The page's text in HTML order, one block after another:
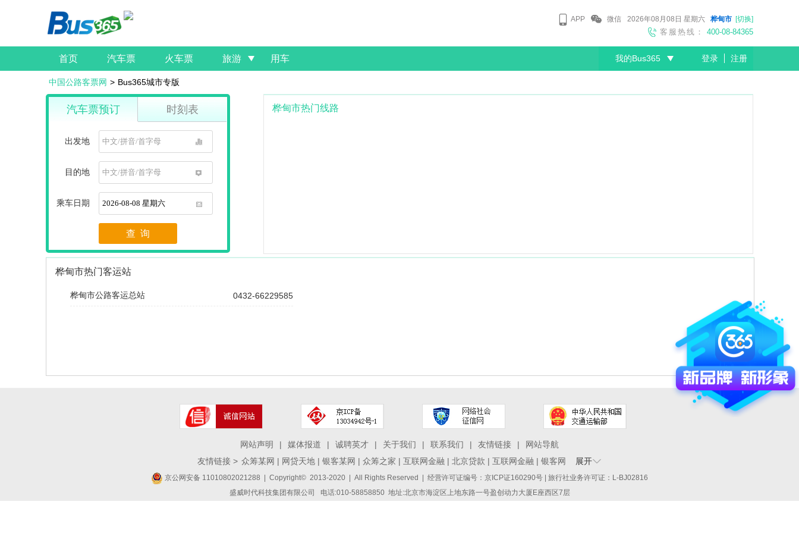
APP 微信 2026年08月08日 星期六 桦甸市 [切换]
客服热线： 400-08-84365
首页 汽车票 火车票 旅游 用车 我的Bus365 登录 注册
中国公路客票网 > Bus365城市专版
汽车票预订 时刻表
出发地
目的地
1
乘车日期
1
查 询
桦甸市热门线路
桦甸市热门客运站
桦甸市公路客运总站 0432-66229585
网站声明 | 媒体报道 | 诚聘英才 | 关于我们 | 联系我们 | 友情链接 |
网站导航
友情链接 > 众筹某网 | 网贷天地 | 银客某网 | 众筹之家 | 互联网金融 | 北京贷款 | 互联网金融 | 银客网 展开
京公网安备 11010802021288 | Copyright© 2013-2020 | All Rights Reserved | 经营许可证编号：京ICP证160290号 | 旅行社业务许可证：L-BJ02816
盛威时代科技集团有限公司 电话:010-58858850 地址:北京市海淀区上地东路一号盈创动力大厦E座西区7层